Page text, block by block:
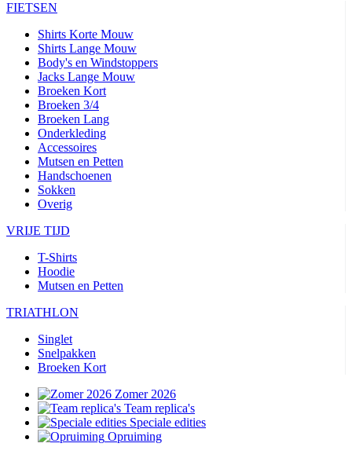
FIETSEN
Shirts Korte Mouw
Shirts Lange Mouw
Body's en Windstoppers
Jacks Lange Mouw
Broeken Kort
Broeken 3/4
Broeken Lang
Onderkleding
Accessoires
Mutsen en Petten
Handschoenen
Sokken
Overig
VRIJE TIJD
T-Shirts
Hoodie
Mutsen en Petten
TRIATHLON
Singlet
Snelpakken
Broeken Kort
Zomer 2026
Team replica's
Speciale edities
Opruiming